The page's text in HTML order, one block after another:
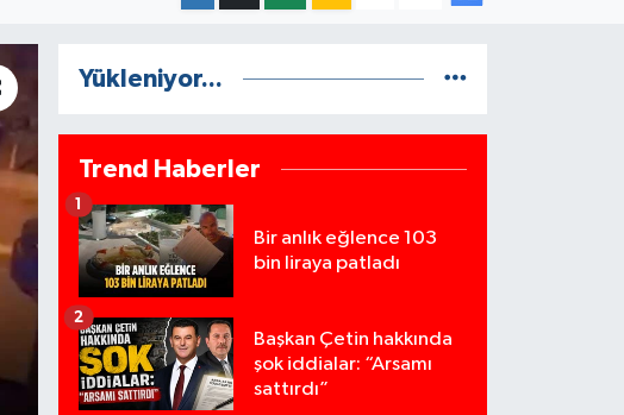
Yükleniyor...
Trend Haberler
Bir anlık eğlence 103
bin liraya patladı
1
Başkan Çetin hakkında
şok iddialar: “Arsamı
sattırdı”
2